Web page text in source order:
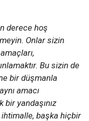
derece hoş
Onlar sizin
Bu sizin de
bir düşmanla
amacı
bir yandaşınız
ihtimalle, başka hiçbir